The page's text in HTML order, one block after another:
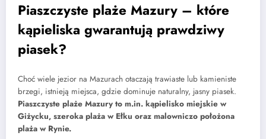
Piaszczyste plaże Mazury – które
kąpieliska gwarantują prawdziwy
piasek?
Choć wiele jezior na Mazurach otaczają trawiaste lub kamieniste
brzegi, istnieją miejsca, gdzie dominuje naturalny, jasny piasek.
Piaszczyste plaże Mazury to m.in. kąpielisko miejskie w
Giżycku, szeroka plaża w Ełku oraz malowniczo położona
plaża w Rynie.